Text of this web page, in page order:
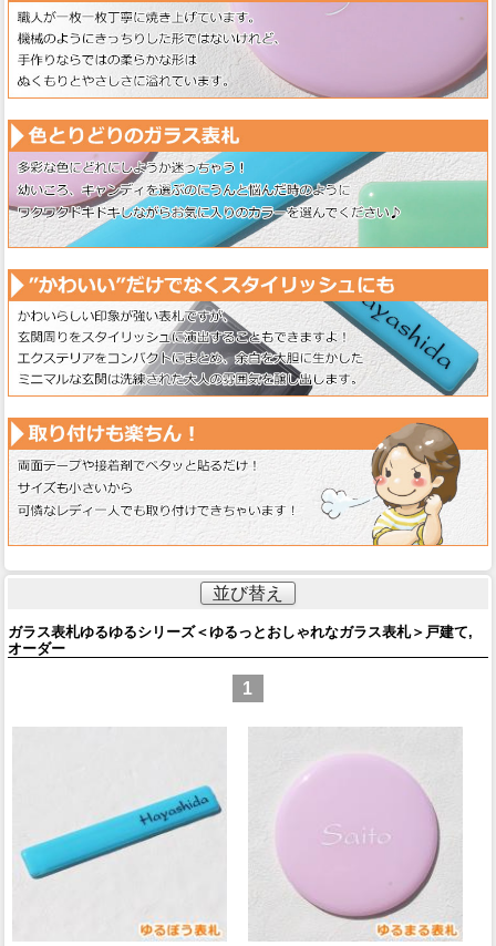
並び替え
ガラス表札ゆるゆるシリーズ＜ゆるっとおしゃれなガラス表札＞戸建て,
オーダー
1